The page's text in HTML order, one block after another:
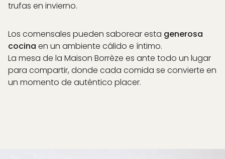
trufas en invierno.
Los comensales pueden saborear esta generosa
cocina en un ambiente cálido e íntimo.
La mesa de la Maison Borrèze es ante todo un lugar
para compartir, donde cada comida se convierte en
un momento de auténtico placer.